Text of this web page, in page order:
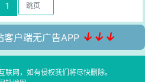
1
客户端无广告APP ↓↓↓
网，如有侵权我们将尽快删除。